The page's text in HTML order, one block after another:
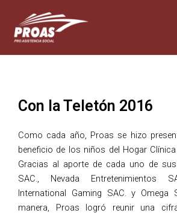
content
Con la Teletón 2016
Como cada año, Proas se hizo
beneficio de los niños del Hogar
Gracias al aporte de cada uno de
SAC., Nevada Entretenimientos
International Gaming SAC. y Omega
manera, Proas logró reunir una